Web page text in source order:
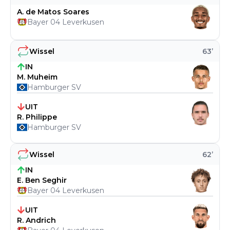
Wissel 62’
IN
E. Ben Seghir
Bayer 04 Leverkusen
UIT
R. Andrich
Wissel 63’
IN
M. Muheim
Hamburger SV
UIT
R. Philippe
Hamburger SV
A. de Matos Soares
Bayer 04 Leverkusen